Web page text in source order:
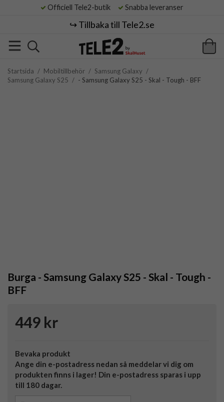
Officiell Tele2-butik Snabba leveranser
↪️ Tillbaka till Tele2.se
Startsida / Mobiltillbehör / Samsung Galaxy /
Samsung Galaxy S25 / - Samsung Galaxy S25 - Skal - Tough - BFF
Burga - Samsung Galaxy S25 - Skal - Tough -
BFF
449 kr
Bevaka produkt
Ange din e-postadress nedan så meddelar vi dig om
produkten finns i lager! Din e-postadress sparas i upp
till 180 dagar.